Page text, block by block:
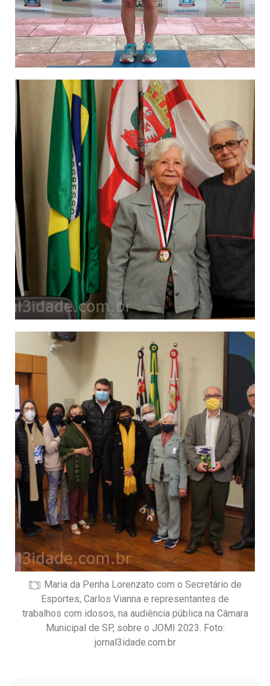
Maria da Penha Lorenzato com o Secretário de
Esportes, Carlos Vianna e representantes de
trabalhos com idosos, na audiência pública na Câmara
Municipal de SP, sobre o JOMI 2023. Foto:
jornal3idade.com.br